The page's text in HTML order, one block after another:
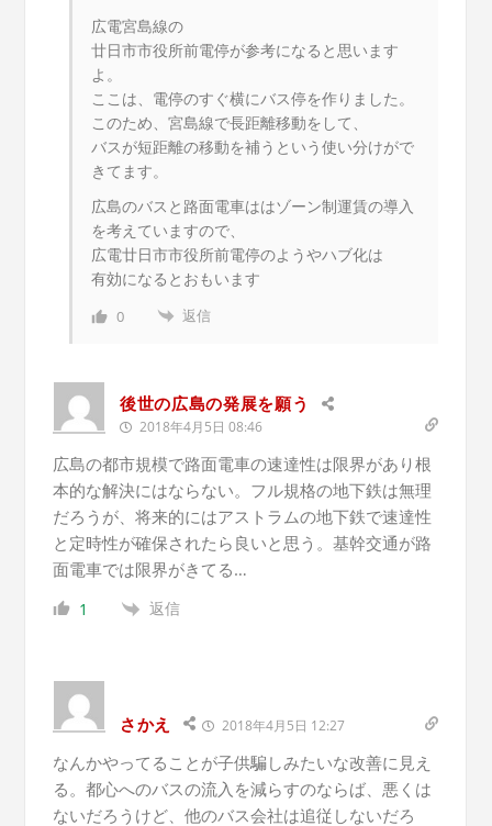
広電宮島線の
廿日市市役所前電停が参考になると思います
よ。
ここは、電停のすぐ横にバス停を作りました。
このため、宮島線で長距離移動をして、
バスが短距離の移動を補うという使い分けがで
きてます。
広島のバスと路面電車ははゾーン制運賃の導入
を考えていますので、
広電廿日市市役所前電停のようやハブ化は
有効になるとおもいます
0 返信
後世の広島の発展を願う
2018年4月5日 08:46
広島の都市規模で路面電車の速達性は限界があり根
本的な解決にはならない。フル規格の地下鉄は無理
だろうが、将来的にはアストラムの地下鉄で速達性
と定時性が確保されたら良いと思う。基幹交通が路
面電車では限界がきてる…
1 返信
さかえ 2018年4月5日 12:27
なんかやってることが子供騙しみたいな改善に見え
る。都心へのバスの流入を減らすのならば、悪くは
ないだろうけど、他のバス会社は追従しないだろ